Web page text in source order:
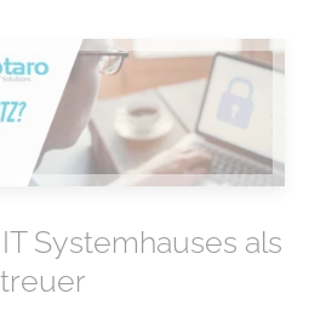
Systemhauses als